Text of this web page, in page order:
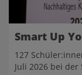
Smart Up
127
Juli 2026 bei